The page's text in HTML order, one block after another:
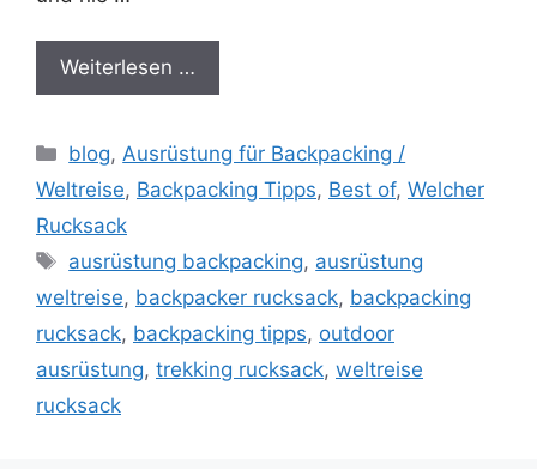
Weiterlesen …
Kategorien
blog,Ausrüstung für Backpacking /
Weltreise, Backpacking Tipps, Best of, Welcher
Rucksack
Schlagwörter
ausrüstung backpacking, ausrüstung
weltreise, backpacker rucksack, backpacking
rucksack, backpacking tipps, outdoor
ausrüstung, trekking rucksack, weltreise
rucksack